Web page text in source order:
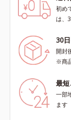
初め
は、
30
開封
※商
最
一部
ます